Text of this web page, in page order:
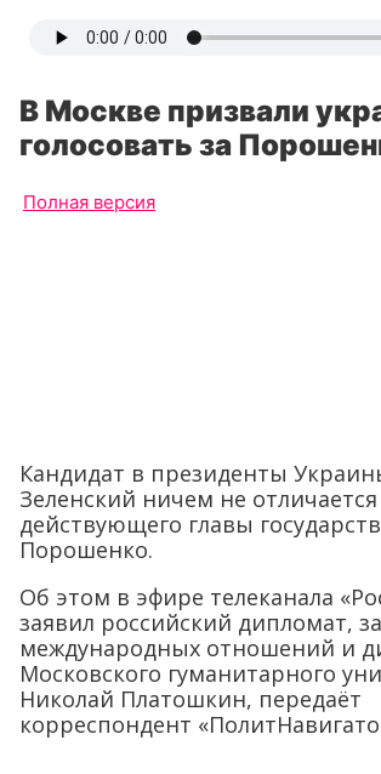
В Москве призвали
голосовать за
Полная версия
Кандидат в президенты
Зеленский ничем не отличается
действующего главы
Порошенко.
Об этом в эфире телеканала
заявил российский дипломат,
международных отношений и
Московского гуманитарного
Николай Платошкин, передаёт
корреспондент